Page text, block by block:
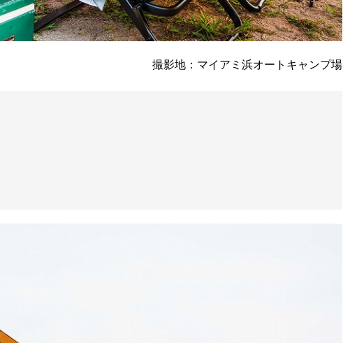
撮影地：マイアミ浜オートキャンプ場